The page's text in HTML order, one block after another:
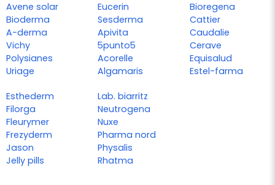
Avene solar
Bioderma
A-derma
Vichy
Polysianes
Uriage
Eucerin
Sesderma
Apivita
5punto5
Acorelle
Algamaris
Bioregena
Cattier
Caudalie
Cerave
Equisalud
Estel-farma
Esthederm
Filorga
Fleurymer
Frezyderm
Jason
Jelly pills
Lab. biarritz
Neutrogena
Nuxe
Pharma nord
Physalis
Rhatma